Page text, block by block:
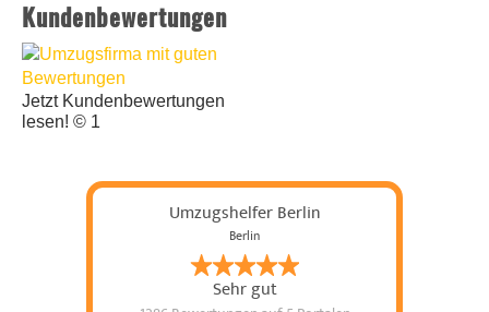
Kundenbewertungen
Jetzt Kundenbewertungen
lesen! © 1
Umzugshelfer Berlin
Berlin
Sehr gut